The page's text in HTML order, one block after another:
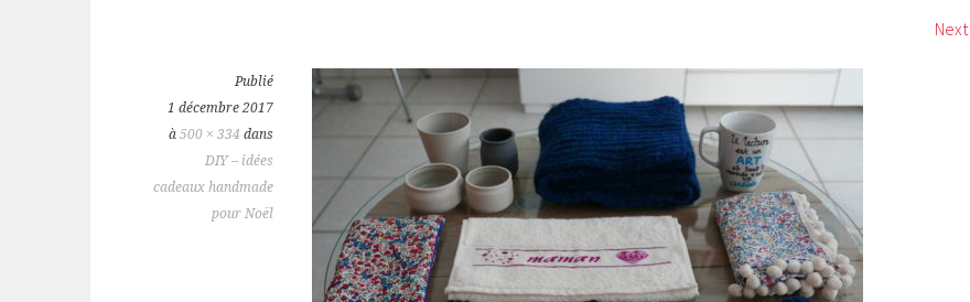
Next
Publié
1 décembre 2017
à 500 × 334 dans
DIY – idées
cadeaux handmade
pour Noël